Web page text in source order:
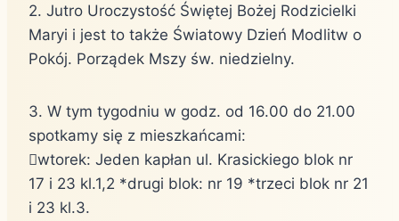
2. Jutro Uroczystość Świętej Bożej Rodzicielki
Maryi i jest to także Światowy Dzień Modlitw o
Pokój. Porządek Mszy św. niedzielny.
3. W tym tygodniu w godz. od 16.00 do 21.00
spotkamy się z mieszkańcami:
wtorek: Jeden kapłan ul. Krasickiego blok nr
17 i 23 kl.1,2 *drugi blok: nr 19 *trzeci blok nr 21
i 23 kl.3.